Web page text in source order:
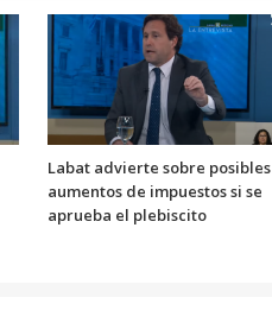
Labat advierte sobre posibles
aumentos de impuestos si se
aprueba el plebiscito